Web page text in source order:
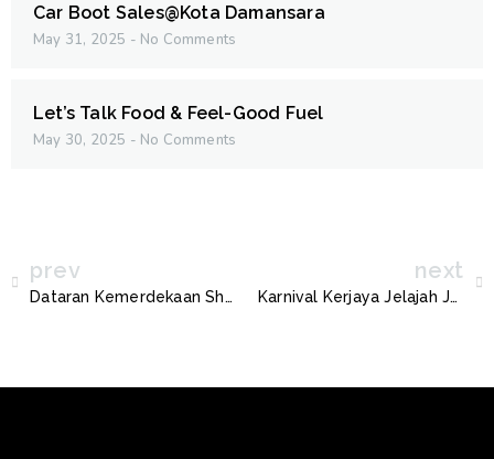
Car Boot Sales@Kota Damansara
May 31, 2025 No Comments
Let’s Talk Food & Feel-Good Fuel
May 30, 2025 No Comments
prev
Dataran Kemerdekaan Shah Alam akan ditutup
next
Karnival Kerjaya Jelajah JobCare Selangor Tahun 2025